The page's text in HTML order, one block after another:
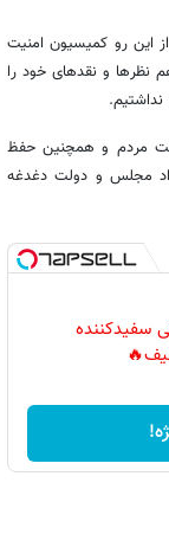
این رو کمیسیون امنیت
نظرها و نقدهای خود را
مردم و همچنین حفظ
مجلس و دولت دغدغه
سفیدکننده